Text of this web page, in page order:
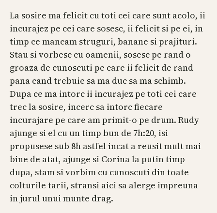
La sosire ma felicit cu toti cei care sunt acolo, ii
incurajez pe cei care sosesc, ii felicit si pe ei, in
timp ce mancam struguri, banane si prajituri.
Stau si vorbesc cu oamenii, sosesc pe rand o
groaza de cunoscuti pe care ii felicit de rand
pana cand trebuie sa ma duc sa ma schimb.
Dupa ce ma intorc ii incurajez pe toti cei care
trec la sosire, incerc sa intorc fiecare
incurajare pe care am primit-o pe drum. Rudy
ajunge si el cu un timp bun de 7h:20, isi
propusese sub 8h astfel incat a reusit mult mai
bine de atat, ajunge si Corina la putin timp
dupa, stam si vorbim cu cunoscuti din toate
colturile tarii, stransi aici sa alerge impreuna
in jurul unui munte drag.